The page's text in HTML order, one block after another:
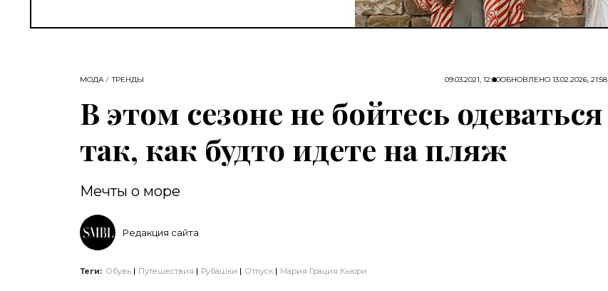
МОДА ТРЕНДЫ 09.03.2021, 12:00ОБНОВЛЕНО 13.02.2026, 21:58
В этом сезоне не бойтесь одеваться
так, как будто идете на пляж
Мечты о море
Редакция сайта
Теги: Обувь Путешествия Рубашки Отпуск Мария Грация Кьюри